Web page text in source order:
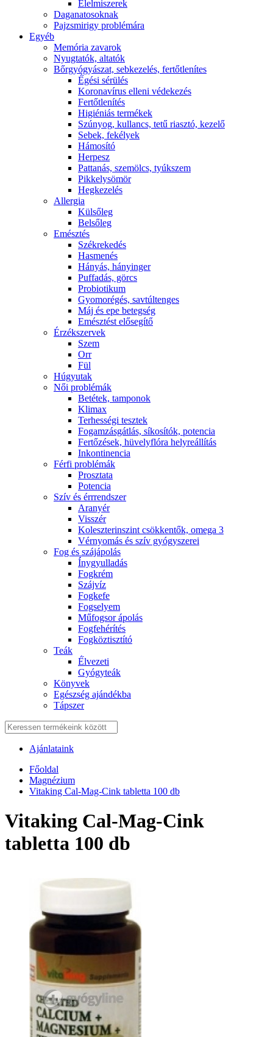
É́lelmiszerek
Daganatosoknak
Pajzsmirigy problémára
Egyéb
Memória zavarok
Nyugtatók, altatók
Bőrgyógyászat, sebkezelés, fertőtlenítes
É́gési sérülés
Koronavírus elleni védekezés
Fertőtlenítés
Higiéniás termékek
Szúnyog, kullancs, tetű riasztó, kezelő
Sebek, fekélyek
Hámosító
Herpesz
Pattanás, szemölcs, tyúkszem
Pikkelysömör
Hegkezelés
Allergia
Külsőleg
Belsőleg
Emésztés
Székrekedés
Hasmenés
Hányás, hányinger
Puffadás, görcs
Probiotikum
Gyomorégés, savtúltenges
Máj és epe betegség
Emésztést elősegítő
Érzékszervek
Szem
Orr
Fül
Húgyutak
Női problémák
Betétek, tamponok
Klimax
Terhességi tesztek
Fogamzásgátlás, síkosítók, potencia
Fertőzések, hüvelyflóra helyreállítás
Inkontinencia
Férfi problémák
Prosztata
Potencia
Szív és érrrendszer
Aranyér
Visszér
Koleszterinszint csökkentők, omega 3
Vérnyomás és szív gyógyszerei
Fog és szájápolás
Í́nygyulladás
Fogkrém
Szájvíz
Fogkefe
Fogselyem
Műfogsor ápolás
Fogfehérítés
Fogköztisztító
Teák
É́lvezeti
Gyógyteák
Könyvek
Egészség ajándékba
Tápszer
Ajánlataink
Főoldal
Magnézium
Vitaking Cal-Mag-Cink tabletta 100 db
Vitaking Cal-Mag-Cink
tabletta 100 db